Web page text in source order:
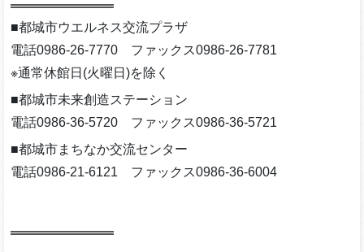
■都城市ウエルネス交流プラザ
電話0986-26-7770 ファックス0986-26-7781
※通常休館日(火曜日)を除く
■都城市未来創造ステーション
電話0986-36-5720 ファックス0986-36-5721
■都城市まちなか交流センター
電話0986-21-6121 ファックス0986-36-6004